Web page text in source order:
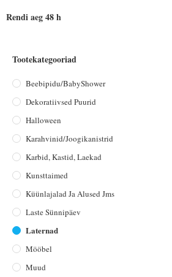
Rendi aeg 48 h
Tootekategooriad
Beebipidu/BabyShower
Dekoratiivsed Puurid
Halloween
Karahvinid/joogikanistrid
Karbid, Kastid, Laekad
Kunsttaimed
Küünlajalad Ja Alused Jms
Laste Sünnipäev
Laternad
Mööbel
Muud